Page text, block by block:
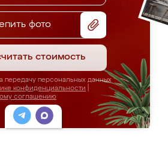
фото
стоимость
передачу персональных данных
конфиденциальности
соглашению